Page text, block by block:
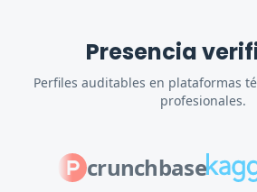
Presencia
Perfiles auditables en plataformas
profesionales.
crunchbase